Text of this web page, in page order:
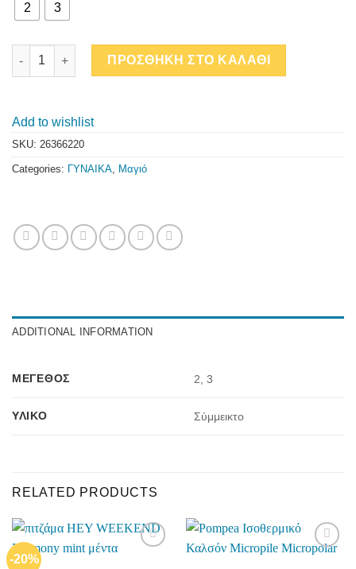
2 3
FLOWERS-GREEN PRINT ΗΜΙΔΙΑΦΑΝΟ ΚΑΦΤΑΝΙ quantity
ΠΡΟΣΘΗΚΗ ΣΤΟ ΚΑΛΑΘΙ
Add to wishlist
SKU: 26366220
Categories: ΓΥΝΑΙΚΑ, Μαγιό
ADDITIONAL INFORMATION
ΜΈΓΕΘΟΣ 2, 3
ΥΛΙΚΌ Σύμμεικτο
RELATED PRODUCTS
-20%